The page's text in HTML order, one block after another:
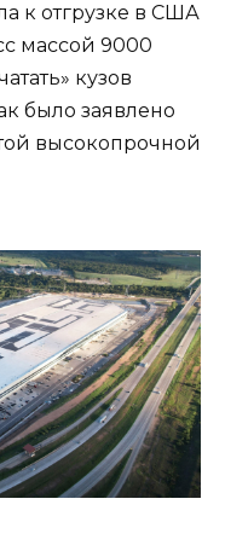
к отгрузке в США
массой 9000
кузов
было заявлено
высокопрочной